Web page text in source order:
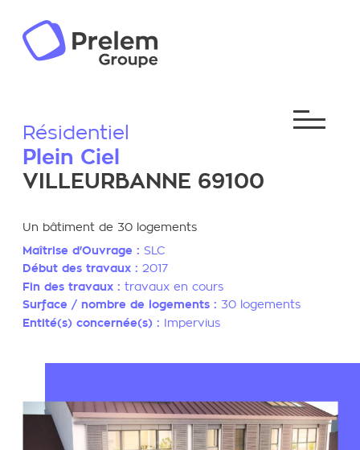
Résidentiel
Plein Ciel
VILLEURBANNE 69100
Un bâtiment de 30 logements
Maîtrise d'Ouvrage : SLC
Début des travaux : 2017
Fin des travaux : travaux en cours
Surface / nombre de logements : 30 logements
Entité(s) concernée(s) : Impervius